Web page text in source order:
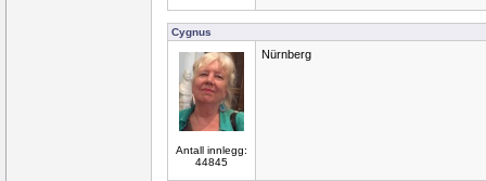
Cygnus
Antall innlegg:
44845
Nürnberg